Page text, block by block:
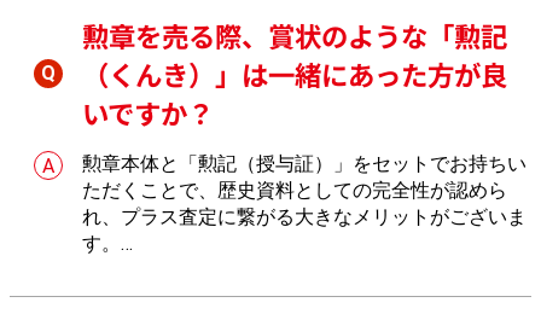
勲章を売る際、賞状のような「勲記
（くんき）」は一緒にあった方が良
いですか？
勲章本体と「勲記（授与証）」をセットでお持ちい
ただくことで、歴史資料としての完全性が認めら
れ、プラス査定に繋がる大きなメリットがございま
す。
になり、コレクションとしての価値が飛躍的に高ま